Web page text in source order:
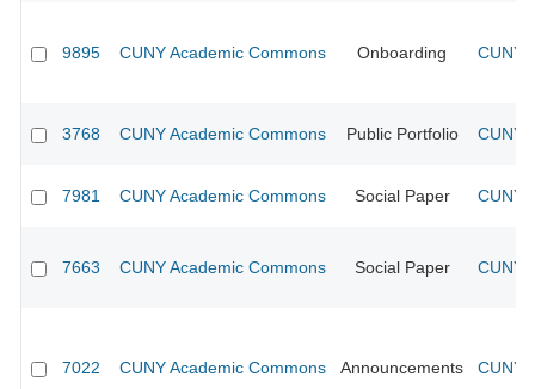
9895 CUNY Academic Commons Onboarding CUNY
3768 CUNY Academic Commons Public Portfolio CUNY
7981 CUNY Academic Commons Social Paper CUNY
7663 CUNY Academic Commons Social Paper CUNY
7022 CUNY Academic Commons Announcements CUNY